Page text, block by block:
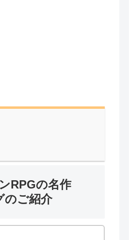
RPGの名作
のご紹介